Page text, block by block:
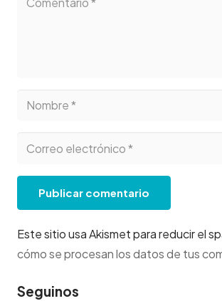
Publicar comentario
Este sitio usa Akismet para reducir el
cómo se procesan los datos de tus
Seguinos